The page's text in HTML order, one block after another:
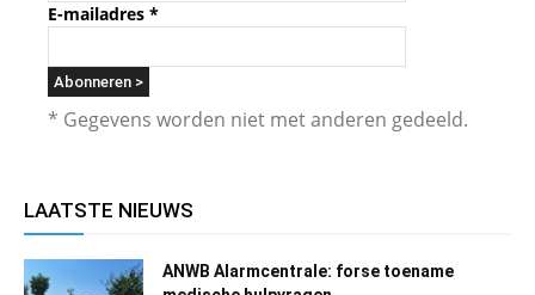
E-mailadres *
* Gegevens worden niet met anderen gedeeld.
LAATSTE NIEUWS
ANWB Alarmcentrale: forse toename